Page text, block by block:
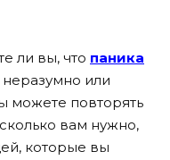
ли вы, что паника
или
можете повторять
вам нужно,
которые вы